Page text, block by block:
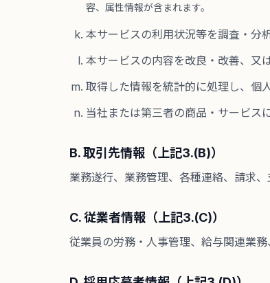
容、属性情報が含まれます。
本サービスの利用状況等を調査・分
本サービスの内容を改良・改善、又
取得した情報を統計的に処理し、個
当社または第三者の商品・サービス
B. 取引先情報（上記3.(B)）
業務遂行、業務管理、各種連絡、請求
C. 従業者情報（上記3.(C)）
従業員の労務・人事管理、給与関連業